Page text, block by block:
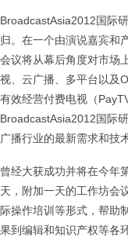
BroadcastAsia2012国际
归。在一个由演说嘉宾和
会议将从幕后角度对市场
视、云广播、多平台以及
有效经营付费电视（
BroadcastAsia2012国际
广播行业的最新需求和技术
曾经大获成功并将在今年
天，附加一天的工作坊会
际操作培训等形式，帮助
果到编辑和知识产权等各